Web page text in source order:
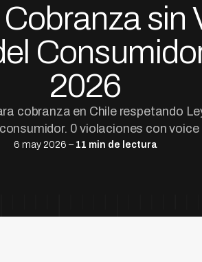
sin
2026
cobranza en Chile respetando
0 violaciones con
6 may 2026 – 11 min de lectura